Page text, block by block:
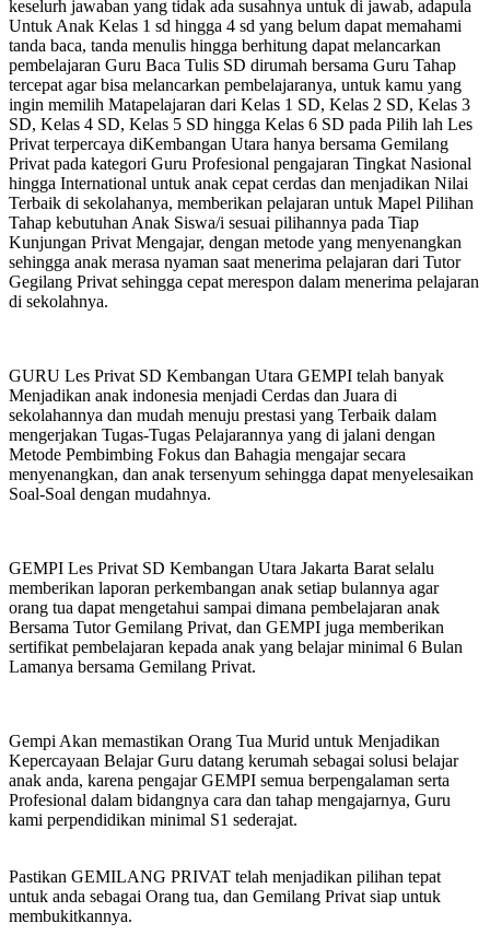
keselurh jawaban yang tidak ada susahnya untuk di jawab, adapula
Untuk Anak Kelas 1 sd hingga 4 sd yang belum dapat memahami
tanda baca, tanda menulis hingga berhitung dapat melancarkan
pembelajaran Guru Baca Tulis SD dirumah bersama Guru Tahap
tercepat agar bisa melancarkan pembelajaranya, untuk kamu yang
ingin memilih Matapelajaran dari Kelas 1 SD, Kelas 2 SD, Kelas 3
SD, Kelas 4 SD, Kelas 5 SD hingga Kelas 6 SD pada Pilih lah Les
Privat terpercaya diKembangan Utara hanya bersama Gemilang
Privat pada kategori Guru Profesional pengajaran Tingkat Nasional
hingga International untuk anak cepat cerdas dan menjadikan Nilai
Terbaik di sekolahanya, memberikan pelajaran untuk Mapel Pilihan
Tahap kebutuhan Anak Siswa/i sesuai pilihannya pada Tiap
Kunjungan Privat Mengajar, dengan metode yang menyenangkan
sehingga anak merasa nyaman saat menerima pelajaran dari Tutor
Gegilang Privat sehingga cepat merespon dalam menerima pelajaran
di sekolahnya.
GURU Les Privat SD Kembangan Utara GEMPI telah banyak
Menjadikan anak indonesia menjadi Cerdas dan Juara di
sekolahannya dan mudah menuju prestasi yang Terbaik dalam
mengerjakan Tugas-Tugas Pelajarannya yang di jalani dengan
Metode Pembimbing Fokus dan Bahagia mengajar secara
menyenangkan, dan anak tersenyum sehingga dapat menyelesaikan
Soal-Soal dengan mudahnya.
GEMPI Les Privat SD Kembangan Utara Jakarta Barat selalu
memberikan laporan perkembangan anak setiap bulannya agar
orang tua dapat mengetahui sampai dimana pembelajaran anak
Bersama Tutor Gemilang Privat, dan GEMPI juga memberikan
sertifikat pembelajaran kepada anak yang belajar minimal 6 Bulan
Lamanya bersama Gemilang Privat.
Gempi Akan memastikan Orang Tua Murid untuk Menjadikan
Kepercayaan Belajar Guru datang kerumah sebagai solusi belajar
anak anda, karena pengajar GEMPI semua berpengalaman serta
Profesional dalam bidangnya cara dan tahap mengajarnya, Guru
kami perpendidikan minimal S1 sederajat.
Pastikan GEMILANG PRIVAT telah menjadikan pilihan tepat
untuk anda sebagai Orang tua, dan Gemilang Privat siap untuk
membukitkannya.